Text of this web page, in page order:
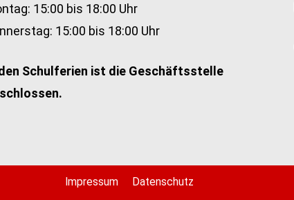
15:00 bis 18:00 Uhr
15:00 bis 18:00 Uhr
Schulferien ist die Geschäftsstelle
Impressum Datenschutz